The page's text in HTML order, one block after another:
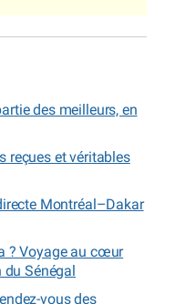
des meilleurs, en
reçues et véritables
Montréal–Dakar
? Voyage au cœur
du Sénégal
vous des